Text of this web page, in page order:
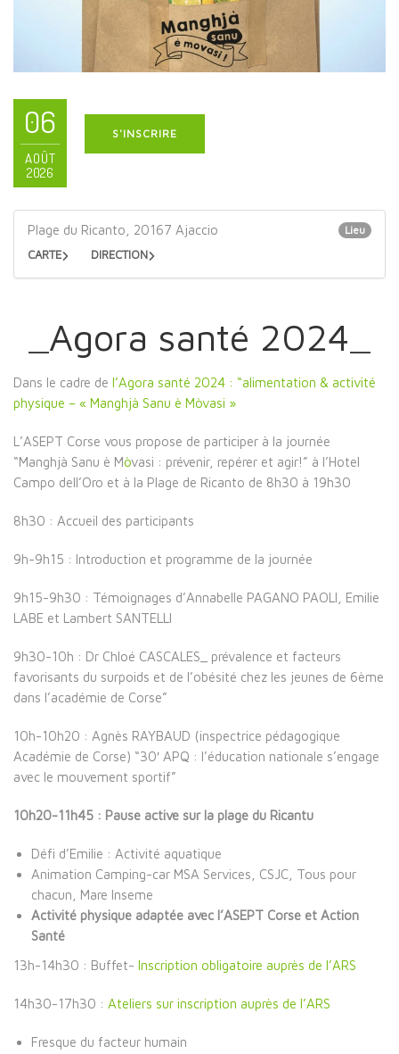
06
AOÛT
2026
S'INSCRIRE
Plage du Ricanto, 20167 Ajaccio Lieu
CARTE DIRECTION
_Agora santé 2024_
Dans le cadre de l’Agora santé 2024 : “alimentation & activité
physique – « Manghjà Sanu è Mòvasi »
L’ASEPT Corse vous propose de participer à la journée
“Manghjà Sanu è Mòvasi : prévenir, repérer et agir!” à l’Hotel
Campo dell’Oro et à la Plage de Ricanto de 8h30 à 19h30
8h30 : Accueil des participants
9h-9h15 : Introduction et programme de la journée
9h15-9h30 : Témoignages d’Annabelle PAGANO PAOLI, Emilie
LABE et Lambert SANTELLI
9h30-10h : Dr Chloé CASCALES_ prévalence et facteurs
favorisants du surpoids et de l’obésité chez les jeunes de 6ème
dans l’académie de Corse”
10h-10h20 : Agnès RAYBAUD (inspectrice pédagogique
Académie de Corse) “30′ APQ : l’éducation nationale s’engage
avec le mouvement sportif”
10h20-11h45 : Pause active sur la plage du Ricantu
Défi d’Emilie : Activité aquatique
Animation Camping-car MSA Services, CSJC, Tous pour
chacun, Mare Inseme
Activité physique adaptée avec l’ASEPT Corse et Action
Santé
13h-14h30 : Buffet- Inscription obligatoire auprès de l’ARS
14h30-17h30 : Ateliers sur inscription auprès de l’ARS
Fresque du facteur humain